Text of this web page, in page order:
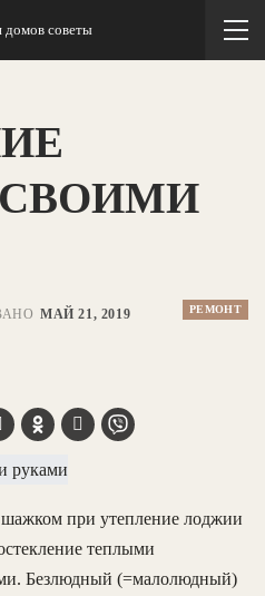
домов советы
РЕМОНТ
МАЙ 21, 2019
при утепление лоджии
теплыми
Безлюдный (=малолюдный)